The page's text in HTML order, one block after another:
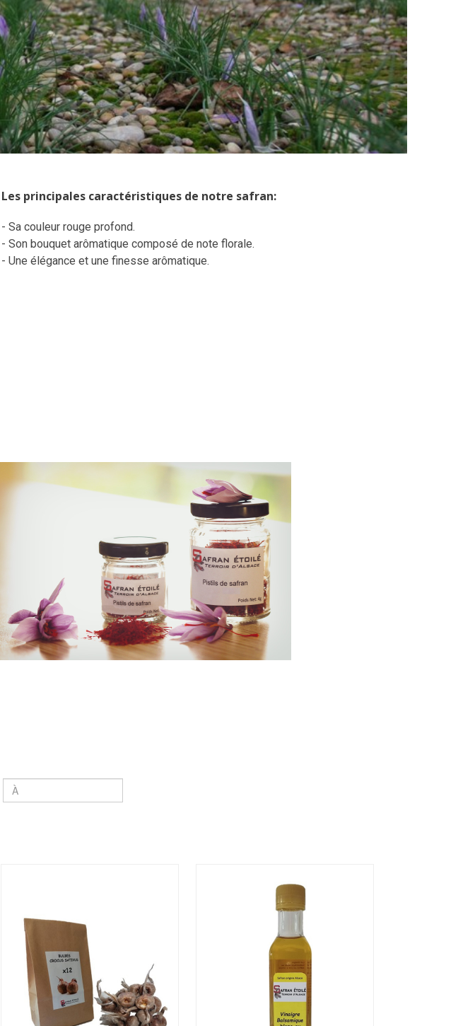
Les principales caractéristiques de notre safran:
- Sa couleur rouge profond.
- Son bouquet arômatique composé de note florale.
- Une élégance et une finesse arômatique.